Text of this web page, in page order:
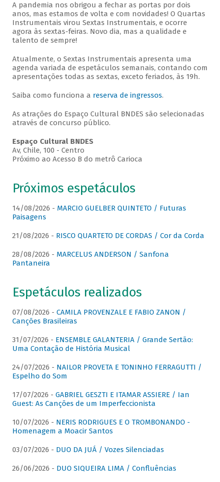
A pandemia nos obrigou a fechar as portas por dois
anos, mas estamos de volta e com novidades! O Quartas
Instrumentais virou Sextas Instrumentais, e ocorre
agora às sextas-feiras. Novo dia, mas a qualidade e
talento de sempre!
Atualmente, o Sextas Instrumentais apresenta uma
agenda variada de espetáculos semanais, contando com
apresentações todas as sextas, exceto feriados, às 19h.
Saiba como funciona a reserva de ingressos.
As atrações do Espaço Cultural BNDES são selecionadas
através de concurso público.
Espaço Cultural BNDES
Av, Chile, 100 - Centro
Próximo ao Acesso B do metrô Carioca
Próximos espetáculos
14/08/2026 - MARCIO GUELBER QUINTETO / Futuras
Paisagens
21/08/2026 - RISCO QUARTETO DE CORDAS / Cor da Corda
28/08/2026 - MARCELUS ANDERSON / Sanfona
Pantaneira
Espetáculos realizados
07/08/2026 - CAMILA PROVENZALE E FABIO ZANON /
Canções Brasileiras
31/07/2026 - ENSEMBLE GALANTERIA / Grande Sertão:
Uma Contação de História Musical
24/07/2026 - NAILOR PROVETA E TONINHO FERRAGUTTI /
Espelho do Som
17/07/2026 - GABRIEL GESZTI E ITAMAR ASSIERE / Ian
Guest: As Canções de um Imperfeccionista
10/07/2026 - NERIS RODRIGUES E O TROMBONANDO -
Homenagem a Moacir Santos
03/07/2026 - DUO DA JUÁ / Vozes Silenciadas
26/06/2026 - DUO SIQUEIRA LIMA / Confluências